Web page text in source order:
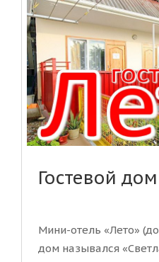
Гостевой
Мини-отель «Лето»
дом назывался